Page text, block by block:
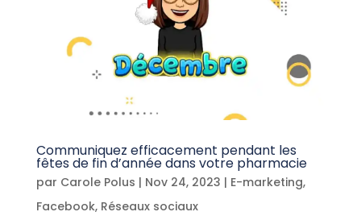
Communiquez efficacement pendant les
fêtes de fin d’année dans votre pharmacie
par Carole Polus | Nov 24, 2023 | E-marketing,
Facebook, Réseaux sociaux